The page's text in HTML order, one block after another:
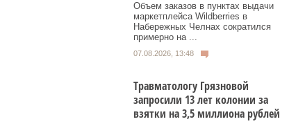
Объем заказов в пунктах выдачи
маркетплейса Wildberries в
Набережных Челнах сократился
примерно на ...
07.08.2026, 13:48
Травматологу Грязновой
запросили 13 лет колонии за
взятки на 3,5 миллиона рублей